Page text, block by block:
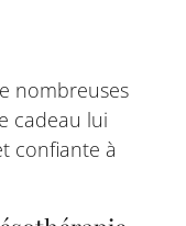
nombreuses
cadeau lui
confiante à